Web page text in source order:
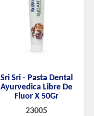
Sri Sri - Pasta Dental
Ayurvedica Libre De
Fluor X 50Gr
23005